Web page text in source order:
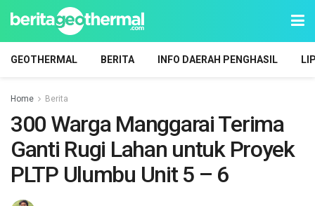
GEOTHERMAL BERITA INFO DAERAH PENGHASIL
Home Berita
300 Warga Manggarai Terima
Ganti Rugi Lahan untuk Proyek
PLTP Ulumbu Unit 5 – 6